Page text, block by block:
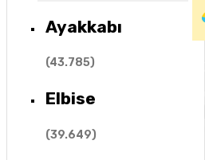
Ayakkabı
(43.785)
Elbise
(39.649)